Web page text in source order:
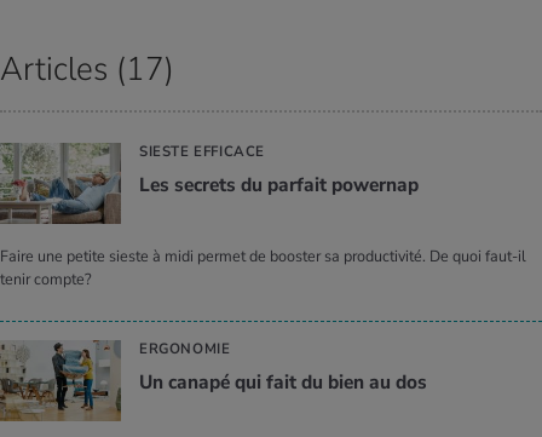
Articles (17)
SIESTE EFFICACE
Les secrets du par­fait power­nap
Faire une petite sieste à midi permet de booster sa productivité. De quoi faut-il
tenir compte?
ERGONOMIE
Un canapé qui fait du bien au dos